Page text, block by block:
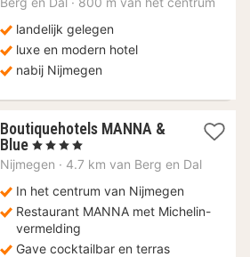
landelijk gelegen
luxe en modern hotel
nabij Nijmegen
Boutiquehotels MANNA &
Blue 1
nacht
vanaf
119
€
, 4 Sterren
Nijmegen · 4.7 km van Berg en Dal
In het centrum van Nijmegen
Restaurant MANNA met Michelin-
vermelding
Gave cocktailbar en terras